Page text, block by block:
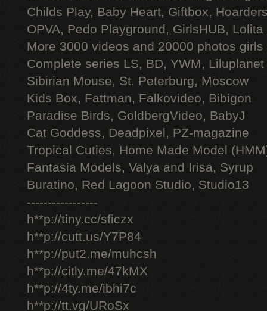
Childs Play, Baby Heart, Giftbox,
OPVA, Pedo Playground, GirlsHUB, Lolita
More 3000 videos and 20000 photos
Complete series LS, BD, YWM, Liluplanet
Sibirian Mouse, St. Peterburg, Moscow
Kids Box, Fattman, Falkovideo, Bibigon
Paradise Birds, GoldbergVideo, BabyJ
Cat Goddess, Deadpixel, PZ-magazine
Tropical Cuties, Home Made Model
Fantasia Models, Valya and Irisa, Syrup
Buratino, Red Lagoon Studio, Studio13
-----------------
h**p://tiny.cc/sficzx
h**p://cutt.us/Y7P84
h**p://put2.me/muhcsh
h**p://citly.me/47kMX
h**p://4ty.me/ibhi7c
h**p://tt.vg/URoSx